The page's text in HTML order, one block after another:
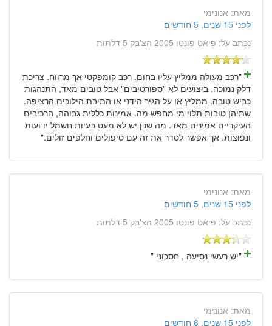
מאת: אנונימי
לפני 15 שנים, 5 חודשים
נכתב על: פיאט פונטו 2005 הצ'בק 5 דלתות
"רכב מעולה ממליץ עליו בחום. רכב קומפקטי אך מרווח. צריכת
דלק נמוכה. ביצועים לא "ספורטיבים" אבל טובים מאד, התנהגות
כביש טובה. ממליץ או על הגיר הידני או התיבת הילוכים הרציפה.
שתיהן טובות תלוי מי מחפש מה. אמינות כללית גבוהה, הרכיבים
העיקריים אמינים מאד. מה שכן יש לא מעט בעיות חשמל ידועות
ונפוצות. אך אפשר לסדר את זה עם טיפולים וחלפים זולים."
מאת: אנונימי
לפני 15 שנים, 5 חודשים
נכתב על: פיאט פונטו 2005 הצ'בק 5 דלתות
"יש רעשי נסיעה , חסכוני "
מאת: אנונימי
לפני 15 שנים, 6 חודשים